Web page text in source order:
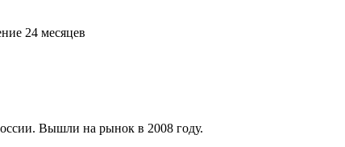
24 месяцев
Вышли на рынок в 2008 году.